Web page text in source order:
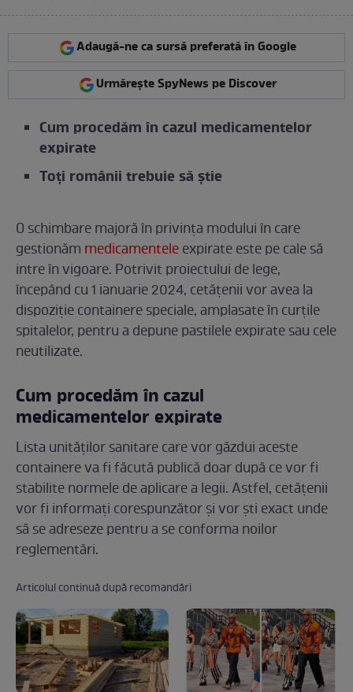
Adaugă-ne ca sursă preferată în Google
Urmărește SpyNews pe Discover
Cum procedăm în cazul medicamentelor
expirate
Toți românii trebuie să știe
O schimbare majoră în privința modului în care
gestionăm medicamenteleexpirate este pe cale să
intre în vigoare. Potrivit proiectului de lege,
începând cu 1 ianuarie 2024, cetățenii vor avea la
dispoziție containere speciale, amplasate în curțile
spitalelor, pentru a depune pastilele expirate sau cele
neutilizate.
Cum procedăm în cazul
medicamentelor expirate
Lista unităților sanitare care vor găzdui aceste
containere va fi făcută publică doar după ce vor fi
stabilite normele de aplicare a legii. Astfel, cetățenii
vor fi informați corespunzător și vor ști exact unde
să se adreseze pentru a se conforma noilor
reglementări.
Articolul continuă după recomandări